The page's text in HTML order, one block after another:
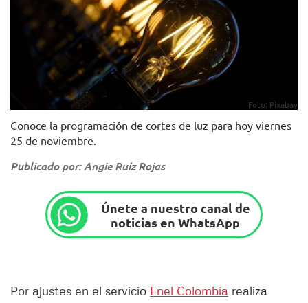
Foto: Pixabay
Conoce la programación de cortes de luz para hoy viernes
25 de noviembre.
Publicado por: Angie Ruíz Rojas
Únete a nuestro canal de
noticias en WhatsApp
Por ajustes en el servicio Enel Colombia realiza